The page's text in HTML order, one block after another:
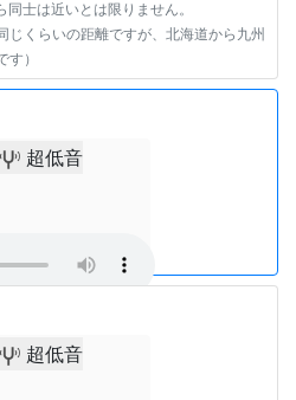
士は近いとは限りません。
じくらいの距離ですが、北海道から九州
）
超低音
超低音